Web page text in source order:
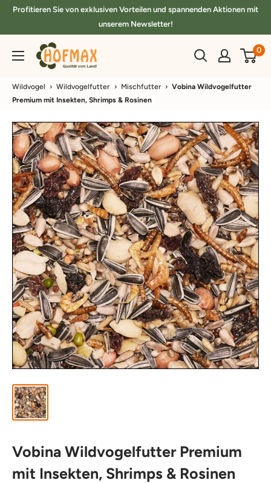
DirektProfitieren Sie von exklusiven Vorteilen und spannenden Aktionen mit
unserem Newsletter!
hofmax.de 0
Wildvogel › Wildvogelfutter › Mischfutter › Vobina Wildvogelfutter
Premium mit Insekten, Shrimps & Rosinen
Vobina Wildvogelfutter Premium
mit Insekten, Shrimps & Rosinen